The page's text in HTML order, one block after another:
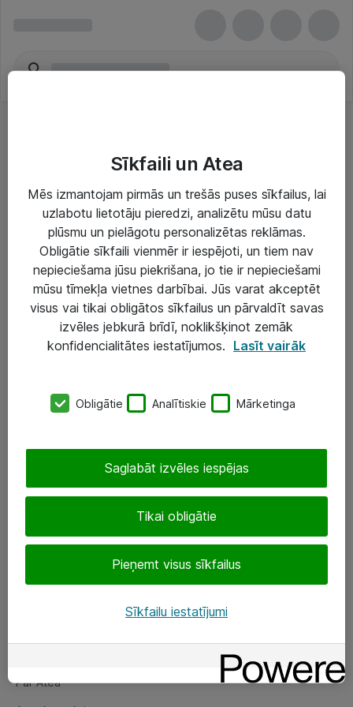
Risinājumi & Pakalpojumi
IT serviss un atbalsts
IT infrastruktūra
Darba vietu IT risinājumi
Serveri un datu centri
SIA „ATEA”
eShop@atea.lv
Sekojiet mums
Par Atea
Par Atea
Sīkfaili un Atea
Mēs izmantojam pirmās un trešās puses sīkfailus, lai
uzlabotu lietotāju pieredzi, analizētu mūsu datu
plūsmu un pielāgotu personalizētas reklāmas.
Obligātie sīkfaili vienmēr ir iespējoti, un tiem nav
nepieciešama jūsu piekrišana, jo tie ir nepieciešami
mūsu tīmekļa vietnes darbībai. Jūs varat akceptēt
visus vai tikai obligātos sīkfailus un pārvaldīt savas
izvēles jebkurā brīdī, noklikšķinot zemāk
konfidencialitātes iestatījumos. Lasīt vairāk
Obligātie Analītiskie Mārketinga
Tikai obligātie
Pieņemt visus sīkfailus
Saglabāt izvēles iespējas
Sīkfailu iestatījumi